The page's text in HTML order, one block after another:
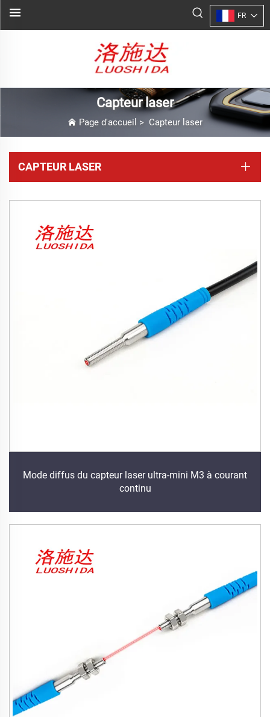
FR
Capteur laser
Page d'accueil > Capteur laser
CAPTEUR LASER
Mode diffus du capteur laser ultra-mini M3 à courant
continu